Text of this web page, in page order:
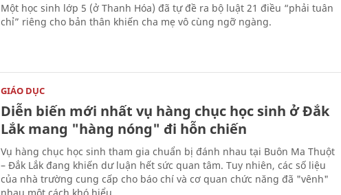
Một học sinh lớp 5 (ở Thanh Hóa) đã tự đề ra bộ luật 21 điều “phải tuân
chỉ” riêng cho bản thân khiến cha mẹ vô cùng ngỡ ngàng.
GIÁO DỤC
Diễn biến mới nhất vụ hàng chục học sinh ở Đắk
Lắk mang "hàng nóng" đi hỗn chiến
Vụ hàng chục học sinh tham gia chuẩn bị đánh nhau tại Buôn Ma Thuột
– Đắk Lắk đang khiến dư luận hết sức quan tâm. Tuy nhiên, các số liệu
của nhà trường cung cấp cho báo chí và cơ quan chức năng đã "vênh"